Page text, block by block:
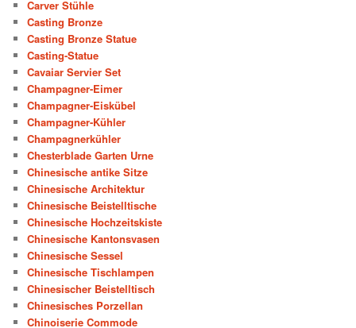
Carver Stühle
Casting Bronze
Casting Bronze Statue
Casting-Statue
Cavaiar Servier Set
Champagner-Eimer
Champagner-Eiskübel
Champagner-Kühler
Champagnerkühler
Chesterblade Garten Urne
Chinesische antike Sitze
Chinesische Architektur
Chinesische Beistelltische
Chinesische Hochzeitskiste
Chinesische Kantonsvasen
Chinesische Sessel
Chinesische Tischlampen
Chinesischer Beistelltisch
Chinesisches Porzellan
Chinoiserie Commode